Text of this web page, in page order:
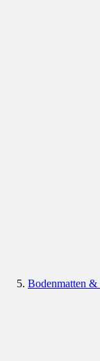
Bodenmatten &